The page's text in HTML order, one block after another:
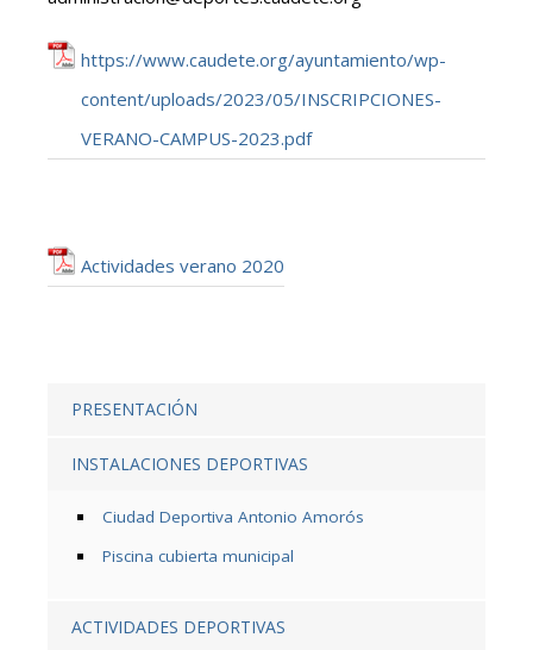
https://www.caudete.org/ayuntamiento/wp-
content/uploads/2023/05/INSCRIPCIONES-
VERANO-CAMPUS-2023.pdf
Actividades verano 2020
PRESENTACIÓN
INSTALACIONES DEPORTIVAS
Ciudad Deportiva Antonio Amorós
Piscina cubierta municipal
ACTIVIDADES DEPORTIVAS